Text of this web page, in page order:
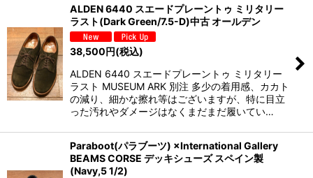
ALDEN 6440 スエードプレーントゥ ミリタリー
ラスト(Dark Green/7.5-D)中古 オールデン
38,500円(税込)
ALDEN 6440 スエードプレーントゥ ミリタリー
ラスト MUSEUM ARK 別注 多少の着用感、カカト
の減り、細かな擦れ等はございますが、特に目立
った汚れやダメージはなくまだまだ履いてい…
Paraboot(パラブーツ) ×International Gallery
BEAMS CORSE デッキシューズ スペイン製
(Navy,5 1/2)